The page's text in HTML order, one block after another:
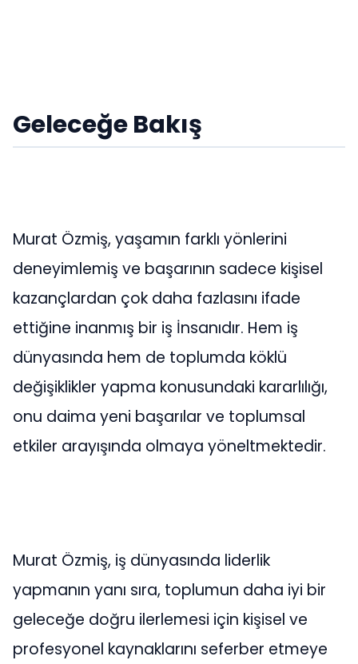
Geleceğe Bakış
Murat Özmiş, yaşamın farklı yönlerini
deneyimlemiş ve başarının sadece kişisel
kazançlardan çok daha fazlasını ifade
ettiğine inanmış bir iş İnsanıdır. Hem iş
dünyasında hem de toplumda köklü
değişiklikler yapma konusundaki kararlılığı,
onu daima yeni başarılar ve toplumsal
etkiler arayışında olmaya yöneltmektedir.
Murat Özmiş, iş dünyasında liderlik
yapmanın yanı sıra, toplumun daha iyi bir
geleceğe doğru ilerlemesi için kişisel ve
profesyonel kaynaklarını seferber etmeye